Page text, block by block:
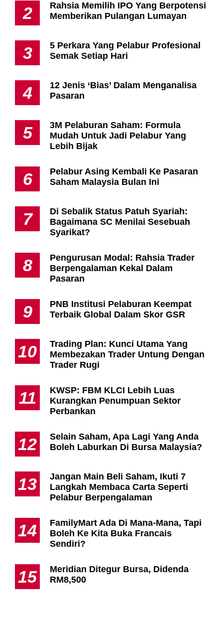
2
Rahsia Memilih IPO Yang Berpotensi
Memberikan Pulangan Lumayan
3
5 Perkara Yang Pelabur Profesional
Semak Setiap Hari
4
12 Jenis ‘Bias’ Dalam Menganalisa
Pasaran
5
3M Pelaburan Saham: Formula
Mudah Untuk Jadi Pelabur Yang
Lebih Bijak
6
Pelabur Asing Kembali Ke Pasaran
Saham Malaysia Bulan Ini
7
Di Sebalik Status Patuh Syariah:
Bagaimana SC Menilai Sesebuah
Syarikat?
8
Pengurusan Modal: Rahsia Trader
Berpengalaman Kekal Dalam
Pasaran
9
PNB Institusi Pelaburan Keempat
Terbaik Global Dalam Skor GSR
10
Trading Plan: Kunci Utama Yang
Membezakan Trader Untung Dengan
Trader Rugi
11
KWSP: FBM KLCI Lebih Luas
Kurangkan Penumpuan Sektor
Perbankan
12
Selain Saham, Apa Lagi Yang Anda
Boleh Laburkan Di Bursa Malaysia?
13
Jangan Main Beli Saham, Ikuti 7
Langkah Membaca Carta Seperti
Pelabur Berpengalaman
14
FamilyMart Ada Di Mana-Mana, Tapi
Boleh Ke Kita Buka Francais
Sendiri?
15
Meridian Ditegur Bursa, Didenda
RM8,500